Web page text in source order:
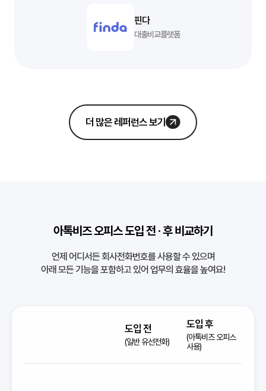
핀다
대출비교플랫폼
더 많은 레퍼런스 보기
아톡비즈 오피스 도입 전 · 후 비교하기
언제 어디서든 회사전화번호를 사용할 수 있으며
아래 모든 기능을 포함하고 있어 업무의 효율을 높여요!
도입 전
(일반 유선전화)
도입 후
(아톡비즈 오피스
사용)